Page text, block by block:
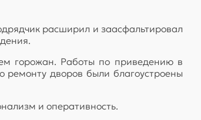
расширил и заасфальтировал
горожан. Работы по приведению в
дворов были благоустроены
и оперативность.